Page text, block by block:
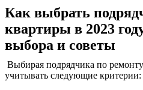
Как выбрать
квартиры в 2023
выбора и советы
Выбирая подрядчика по
учитывать следующие критерии: